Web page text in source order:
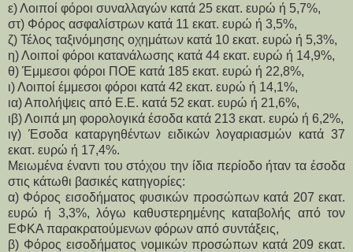
ε) Λοιποί φόροι συναλλαγών κατά 25 εκατ. ευρώ ή 5,7%,
στ) Φόρος ασφαλίστρων κατά 11 εκατ. ευρώ ή 3,5%,
ζ) Τέλος ταξινόμησης οχημάτων κατά 10 εκατ. ευρώ ή 5,3%,
η) Λοιποί φόροι κατανάλωσης κατά 44 εκατ. ευρώ ή 14,9%,
θ) Έμμεσοι φόροι ΠΟΕ κατά 185 εκατ. ευρώ ή 22,8%,
ι) Λοιποί έμμεσοι φόροι κατά 42 εκατ. ευρώ ή 14,1%,
ια) Απολήψεις από Ε.Ε. κατά 52 εκατ. ευρώ ή 21,6%,
ιβ) Λοιπά μη φορολογικά έσοδα κατά 213 εκατ. ευρώ ή 6,2%,
ιγ) Έσοδα καταργηθέντων ειδικών λογαριασμών κατά 37
εκατ. ευρώ ή 17,4%.
Μειωμένα έναντι του στόχου την ίδια περίοδο ήταν τα έσοδα
στις κάτωθι βασικές κατηγορίες:
α) Φόρος εισοδήματος φυσικών προσώπων κατά 207 εκατ.
ευρώ ή 3,3%, λόγω καθυστερημένης καταβολής από τον
ΕΦΚΑ παρακρατούμενων φόρων από συντάξεις,
β) Φόρος εισοδήματος νομικών προσώπων κατά 209 εκατ.